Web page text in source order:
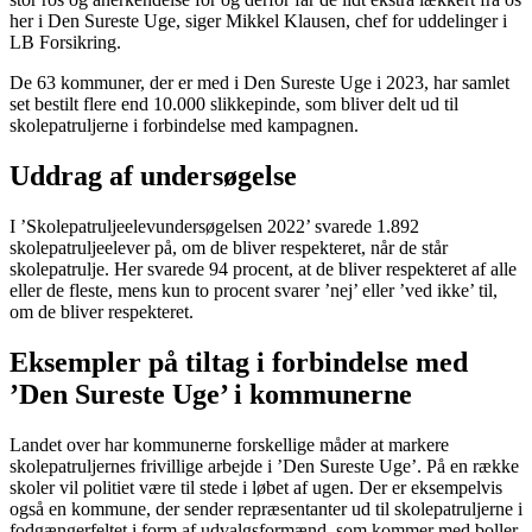
her i Den Sureste Uge, siger Mikkel Klausen, chef for uddelinger i
LB Forsikring.
De 63 kommuner, der er med i Den Sureste Uge i 2023, har samlet
set bestilt flere end 10.000 slikkepinde, som bliver delt ud til
skolepatruljerne i forbindelse med kampagnen.
Uddrag af undersøgelse
I ’Skolepatruljeelevundersøgelsen 2022’ svarede 1.892
skolepatruljeelever på, om de bliver respekteret, når de står
skolepatrulje. Her svarede 94 procent, at de bliver respekteret af alle
eller de fleste, mens kun to procent svarer ’nej’ eller ’ved ikke’ til,
om de bliver respekteret.
Eksempler på tiltag i forbindelse med
’Den Sureste Uge’ i kommunerne
Landet over har kommunerne forskellige måder at markere
skolepatruljernes frivillige arbejde i ’Den Sureste Uge’. På en række
skoler vil politiet være til stede i løbet af ugen. Der er eksempelvis
også en kommune, der sender repræsentanter ud til skolepatruljerne i